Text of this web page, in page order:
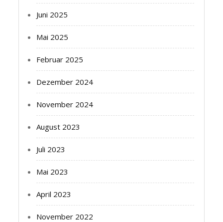
Juni 2025
Mai 2025
Februar 2025
Dezember 2024
November 2024
August 2023
Juli 2023
Mai 2023
April 2023
November 2022